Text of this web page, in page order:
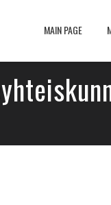
MAIN PAGE